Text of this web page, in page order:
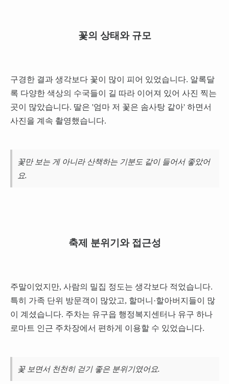
꽃의 상태와 규모
구경한 결과 생각보다 꽃이 많이 피어 있었습니다. 알록달
록 다양한 색상의 수국들이 길 따라 이어져 있어 사진 찍는
곳이 많았습니다. 딸은 '엄마 저 꽃은 솜사탕 같아' 하면서
사진을 계속 촬영했습니다.
꽃만 보는 게 아니라 산책하는 기분도 같이 들어서 좋았어
요.
축제 분위기와 접근성
주말이었지만, 사람의 밀집 정도는 생각보다 적었습니다.
특히 가족 단위 방문객이 많았고, 할머니·할아버지들이 많
이 계셨습니다. 주차는 유구읍 행정복지센터나 유구 하나
로마트 인근 주차장에서 편하게 이용할 수 있었습니다.
꽃 보면서 천천히 걷기 좋은 분위기였어요.